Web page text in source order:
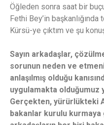
Öğleden sonra saat bir
Fethi Bey’in
Kürsü-ye çıktım ve şu
Sayın arkadaşlar,
sorunun neden ve
anlaşılmış olduğu
uygulamakta olduğumuz
Gerçekten, yürürlükteki
bakanlar kurulu